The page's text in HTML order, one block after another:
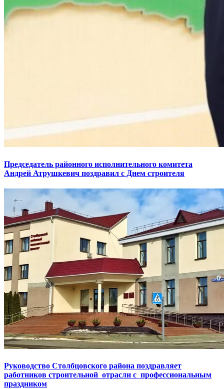
Председатель районного исполнительного комитета
Андрей Атрушкевич поздравил с Днем строителя
Руководство Столбцовского района поздравляет
работников строительной отрасли с профессиональным
праздником